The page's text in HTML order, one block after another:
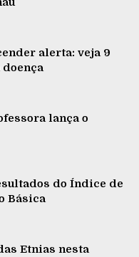
alerta: veja 9
doença
lança o
do Índice de
Básica
Etnias nesta